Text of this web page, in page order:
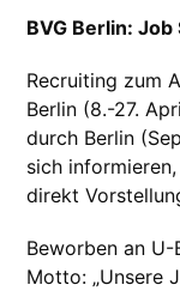
BVG Berlin: Job
Recruiting zum
Berlin (8.-27.
durch Berlin
sich
direkt
Beworben an U-
Motto: „Unsere